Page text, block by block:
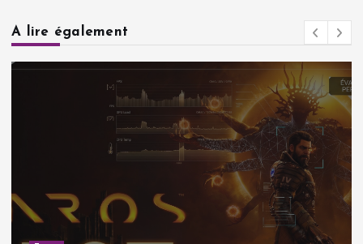
A lire également